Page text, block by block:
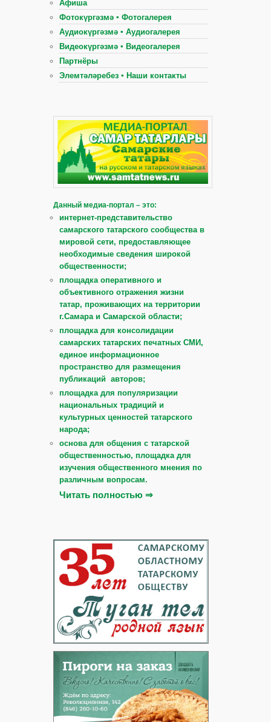
Афиша
Фотокүргәзмә ▪ Фотогалерея
Аудиокүргәзмә ▪ Аудиогалерея
Видеокүргәзмә ▪ Видеогалерея
Партнёры
Элемтәләребез ▪ Наши контакты
Данный медиа-портал – это:
интернет-представительство
самарского татарского сообщества в
мировой сети, предоставляющее
необходимые сведения широкой
общественности;
площадка оперативного и
объективного отражения жизни
татар, проживающих на территории
г.Самара и Самарской области;
площадка для консолидации
самарских татарских печатных СМИ,
единое информационное
пространство для размещения
публикаций авторов;
площадка для популяризации
национальных традиций и
культурных ценностей татарского
народа;
основа для общения с татарской
общественностью, площадка для
изучения общественного мнения по
различным вопросам.
Читать полностью ⇒